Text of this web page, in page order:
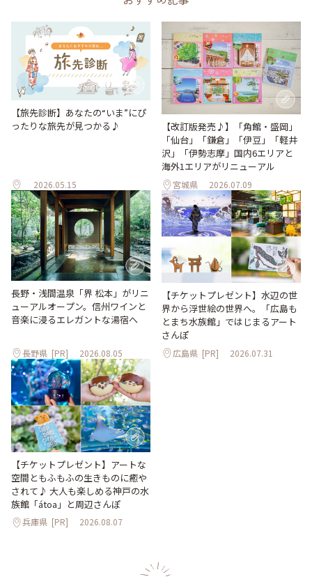
【旅先診断】あなたの“いま”にぴ
ったりな旅先が見つかる♪
2026.05.15
【改訂版発売♪】「角館・盛岡」
「仙台」「鎌倉」「伊豆」「軽井
沢」「伊勢志摩」国内6エリアと
海外1エリアがリニューアル
宮城県 2026.07.09
長野・浅間温泉「界 松本」がリニ
ューアルオープン。信州ワインと
音楽に浸るエレガントな湯宿へ
長野県 [PR] 2026.08.05
【チケットプレゼント】水辺の世
界から浮世絵の世界へ。「広島も
とまち水族館」ではじまるアート
さんぽ
広島県 [PR] 2026.07.31
【チケットプレゼント】アートな
空間ともふもふの生きものに癒や
されて♪ 大人も楽しめる神戸の水
族館「átoa」と周辺さんぽ
兵庫県 [PR] 2026.08.07